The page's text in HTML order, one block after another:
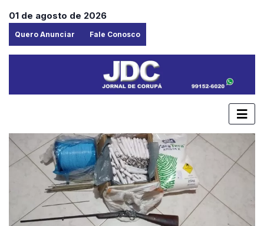
01 de agosto de 2026
Quero Anunciar Fale Conosco